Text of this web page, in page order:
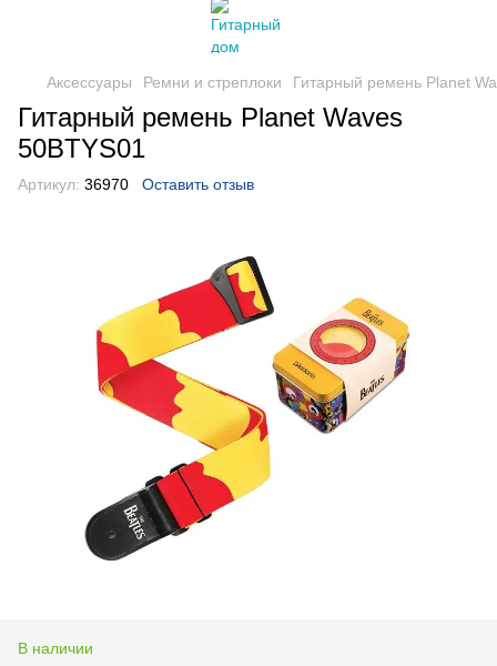
Аксессуары Ремни и стреплоки Гитарный ремень Planet
Гитарный ремень Planet Waves
50BTYS01
Артикул: 36970 Оставить отзыв
В наличии